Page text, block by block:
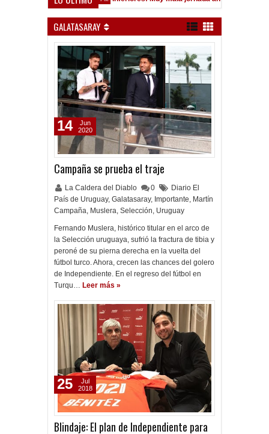
GALATASARAY
Campaña se prueba el traje
La Caldera del Diablo 0
Diario El
País de Uruguay, Galatasaray, Importante, Martín
Campaña, Muslera, Selección, Uruguay
Fernando Muslera, histórico titular en el arco de
la Selección uruguaya, sufrió la fractura de tibia y
peroné de su pierna derecha en la vuelta del
fútbol turco. Ahora, crecen las chances del golero
de Independiente. En el regreso del fútbol en
Turqu… Leer más »
14
Jun
2020
Blindaje: El plan de Independiente para
25
Jul
2018